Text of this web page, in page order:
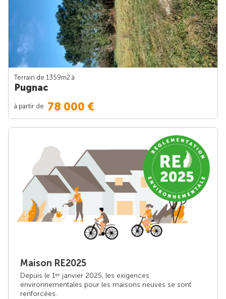
Terrain de 1359m2 à
Pugnac
à partir de 78 000 €
Maison RE2025
Depuis le 1er janvier 2025, les exigences
environnementales pour les maisons neuves se sont
renforcées.